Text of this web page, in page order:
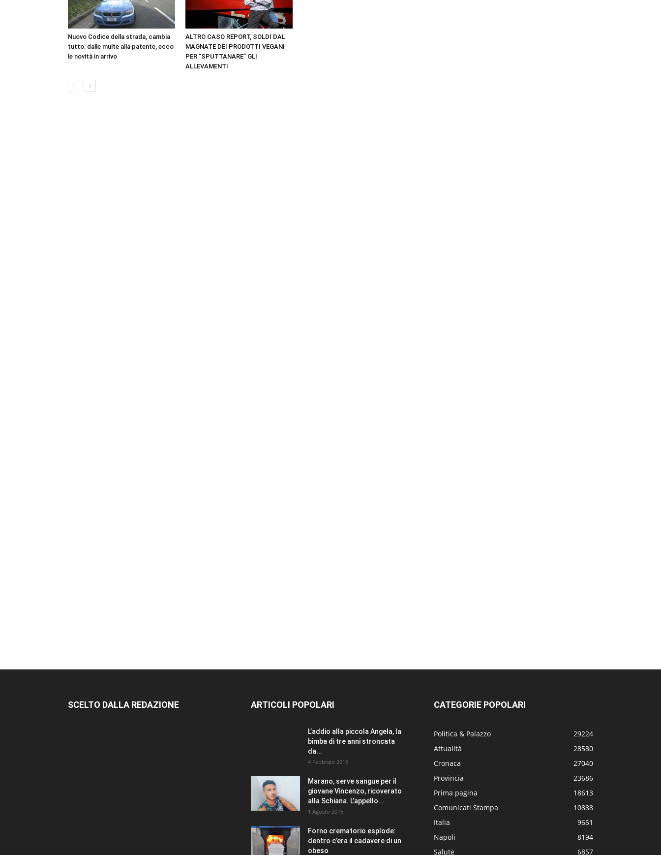
Nuovo Codice della strada, cambia
tutto: dalle multe alla patente, ecco
le novità in arrivo
ALTRO CASO REPORT, SOLDI DAL
MAGNATE DEI PRODOTTI VEGANI
PER “SPUTTANARE” GLI
ALLEVAMENTI
SCELTO DALLA REDAZIONE ARTICOLI POPOLARI
L’addio alla piccola Angela, la
bimba di tre anni stroncata
da...
4 Febbraio 2016
Marano, serve sangue per il
giovane Vincenzo, ricoverato
alla Schiana. L’appello...
1 Agosto 2016
Forno crematorio esplode:
dentro c’era il cadavere di un
obeso
CATEGORIE POPOLARI
Politica & Palazzo
29224
Attualità
28580
Cronaca
27040
Provincia
23686
Prima pagina
18613
Comunicati Stampa
10888
Italia
9651
Napoli
8194
Salute
6857